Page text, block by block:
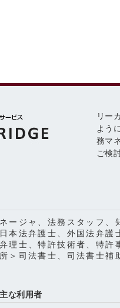
リー
よう
務マ
ご検
ージャ、法務スタッフ、
本法弁護士、外国法弁
理士、特許技術者、特許
＞司法書士、司法書士補
な利用者